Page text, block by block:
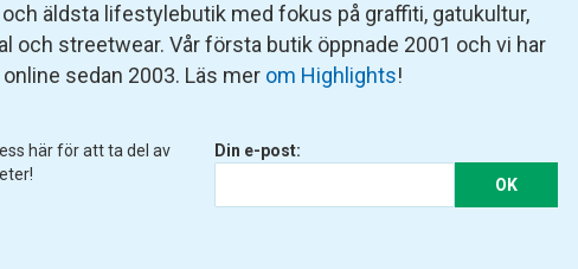
äldsta lifestylebutik med fokus på graffiti, gatukultur,
och streetwear. Vår första butik öppnade 2001 och vi har
sedan 2003. Läs mer om Highlights!
här för att ta del av
Din e-post:
OK